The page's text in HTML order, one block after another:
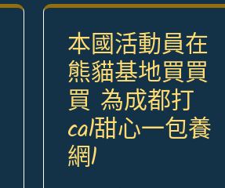
本國活動員在
熊貓基地買買
買 為成都打
cal甜心一包養
網l